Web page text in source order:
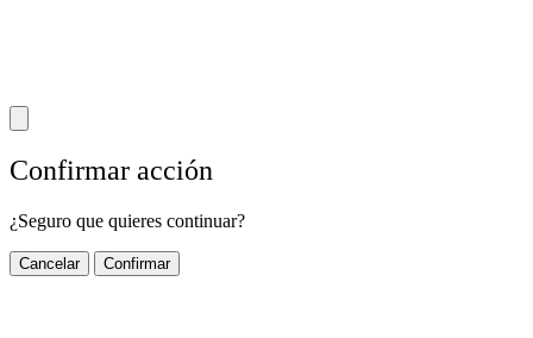
Confirmar acción
¿Seguro que quieres continuar?
Cancelar Confirmar